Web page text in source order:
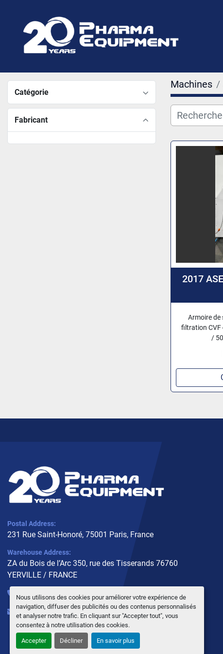
Nous utilisons des cookies pour améliorer votre expérience de
navigation, diffuser des publicités ou des contenus personnalisés
et analyser notre trafic. En cliquant sur "Accepter tout", vous
consentez à notre utilisation des cookies.
Accepter Décliner En savoir plus
Catégorie
Fabricant
Machines
2017
Armoire de
filtration CVF
/
Postal Address:
231 Rue Saint-Honoré, 75001 Paris, France
Warehouse Address:
ZA du Bois de l’Arc 350, rue des Tisserands 76760
YERVILLE / FRANCE
+33 (0)6 10 02 31 93
info@pharmaequipment.fr